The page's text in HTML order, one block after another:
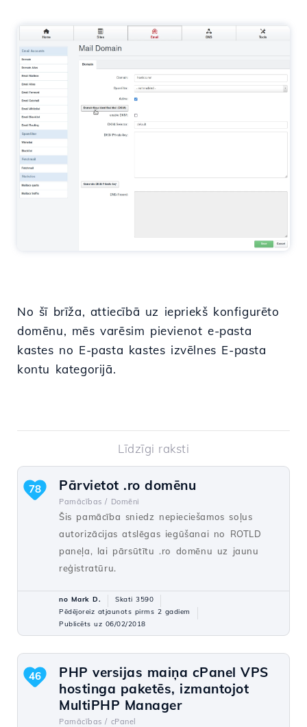
No šī brīža, attiecībā uz iepriekš konfigurēto
domēnu, mēs varēsim pievienot e-pasta
kastes no E-pasta kastes izvēlnes E-pasta
kontu kategorijā.
Līdzīgi raksti
Pārvietot .ro domēnu
Pamācības / Domēni
Šis pamācība sniedz nepieciešamos soļus
autorizācijas atslēgas iegūšanai no ROTLD
paneļa, lai pārsūtītu .ro domēnu uz jaunu
reģistratūru.
78
no Mark D.
Skati 3590
Pēdējoreiz atjaunots pirms 2 gadiem
Publicēts uz 06/02/2018
PHP versijas maiņa cPanel VPS
hostinga paketēs, izmantojot
MultiPHP Manager
Pamācības / cPanel
46